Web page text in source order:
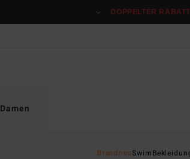
DOPPELTER RABATT
Damen
BrandneuSwim